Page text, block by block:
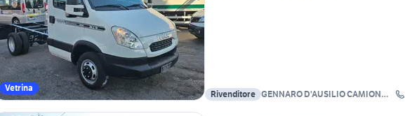
Vetrina
Rivenditore GENNARO D'AUSILIO CAMION